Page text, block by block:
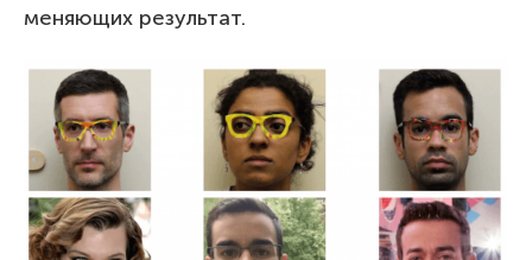
меняющих результат.